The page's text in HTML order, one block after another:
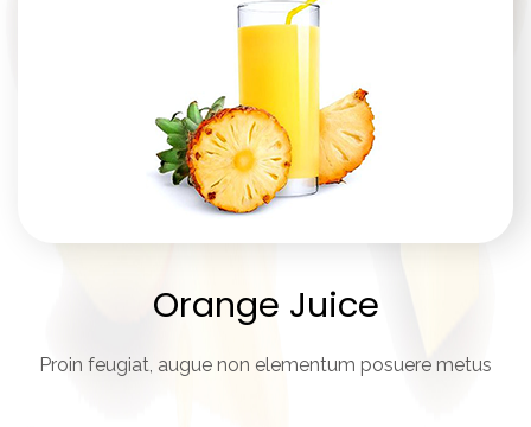
Orange Juice
Proin feugiat, augue non elementum posuere metus